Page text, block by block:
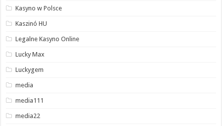
Kasyno w Polsce
Kaszinó HU
Legalne Kasyno Online
Lucky Max
Luckygem
media
media111
media22